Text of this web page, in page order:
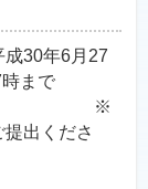
30年6月27
まで
出くださ